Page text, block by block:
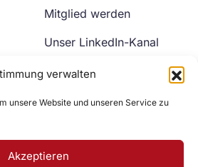
verwalten
unsere Website und unseren Service zu
Akzeptieren
Mitglied werden
Unser LinkedIn-Kanal
Unser YouTube-Kanal